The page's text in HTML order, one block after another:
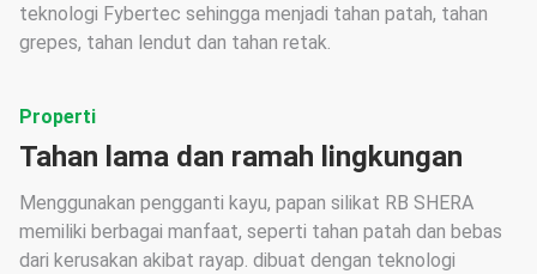
teknologi Fybertec sehingga menjadi tahan patah, tahan
grepes, tahan lendut dan tahan retak.
Properti
Tahan lama dan ramah lingkungan
Menggunakan pengganti kayu, papan silikat RB SHERA
memiliki berbagai manfaat, seperti tahan patah dan bebas
dari kerusakan akibat rayap. dibuat dengan teknologi